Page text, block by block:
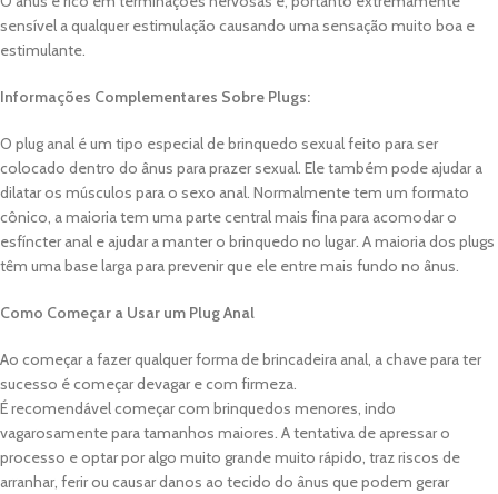
sensível a qualquer estimulação causando uma sensação muito boa e
estimulante.
Informações Complementares Sobre Plugs:
O plug anal é um tipo especial de brinquedo sexual feito para ser
colocado dentro do ânus para prazer sexual. Ele também pode ajudar a
dilatar os músculos para o sexo anal. Normalmente tem um formato
cônico, a maioria tem uma parte central mais fina para acomodar o
esfíncter anal e ajudar a manter o brinquedo no lugar. A maioria dos plugs
têm uma base larga para prevenir que ele entre mais fundo no ânus.
Como Começar a Usar um Plug Anal
Ao começar a fazer qualquer forma de brincadeira anal, a chave para ter
sucesso é começar devagar e com firmeza.
É recomendável começar com brinquedos menores, indo
vagarosamente para tamanhos maiores. A tentativa de apressar o
processo e optar por algo muito grande muito rápido, traz riscos de
arranhar, ferir ou causar danos ao tecido do ânus que podem gerar